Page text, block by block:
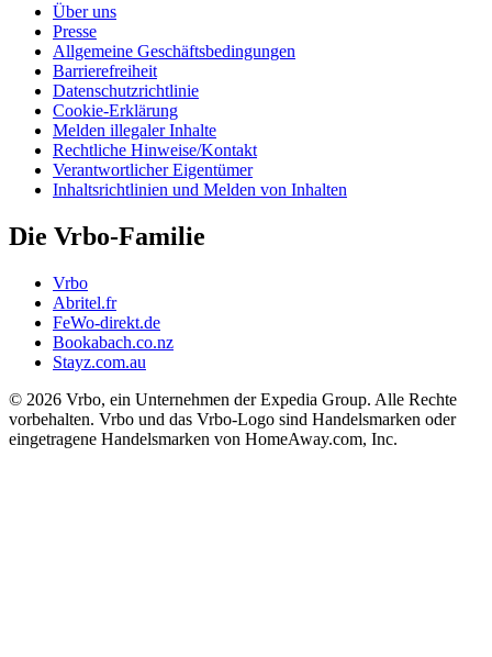
Über uns
Presse
Allgemeine Geschäftsbedingungen
Barrierefreiheit
Datenschutzrichtlinie
Cookie-Erklärung
Melden illegaler Inhalte
Rechtliche Hinweise/Kontakt
Verantwortlicher Eigentümer
Inhaltsrichtlinien und Melden von Inhalten
Die Vrbo-Familie
Vrbo
Abritel.fr
FeWo-direkt.de
Bookabach.co.nz
Stayz.com.au
© 2026 Vrbo, ein Unternehmen der Expedia Group. Alle Rechte
vorbehalten. Vrbo und das Vrbo-Logo sind Handelsmarken oder
eingetragene Handelsmarken von HomeAway.com, Inc.